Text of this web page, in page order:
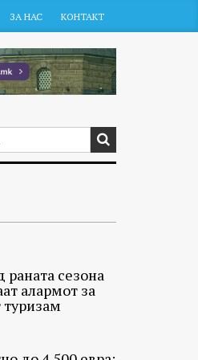
ЗА НАС КОНТАКТ
раната сезона
алармот за
туризам